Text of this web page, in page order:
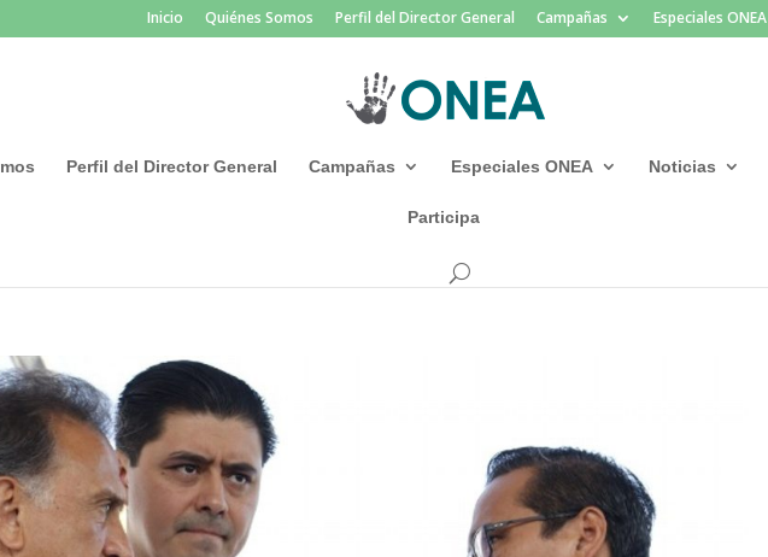
Inicio Quiénes Somos Perfil del Director General Campañas Especiales ONEA
Perfil del Director General Campañas Especiales ONEA Noticias
Participa